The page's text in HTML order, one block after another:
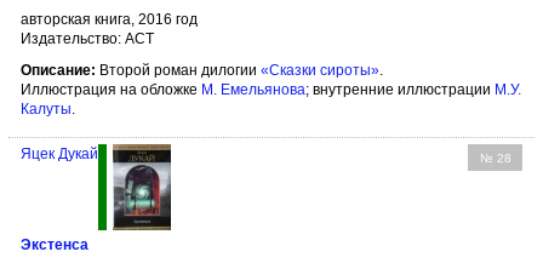
авторская книга, 2016 год
Издательство: АСТ
Описание: Второй роман дилогии «Сказки сироты»
Иллюстрация на обложке М. Емельянова; внутренние иллюстрации М.У.
Калуты
№ 28
Яцек Дукай
Экстенса